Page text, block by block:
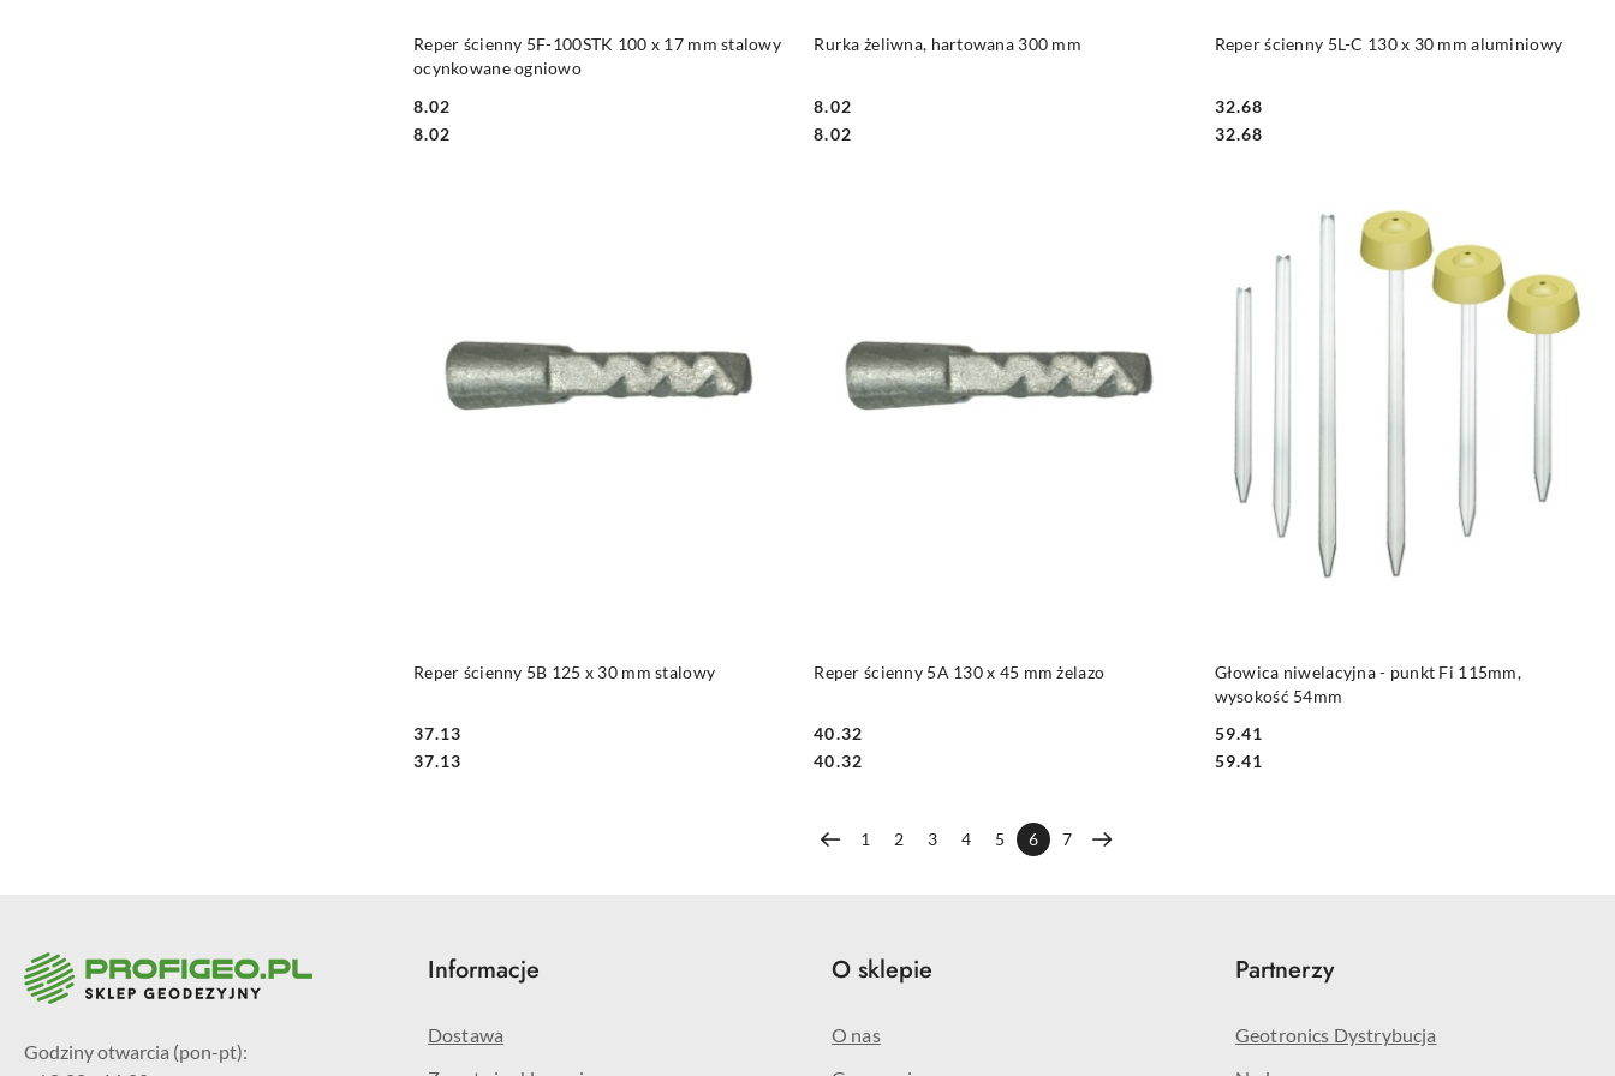
Reper ścienny 5F-100STK 100 x 17 mm stalowy
ocynkowane ogniowo
Cena:
8.02
Cena:
8.02
Rurka żeliwna, hartowana 300 mm
Cena:
8.02
Cena:
8.02
Reper ścienny 5L-C 130 x 30 mm aluminiowy
Cena:
32.68
Cena:
32.68
Reper ścienny 5B 125 x 30 mm stalowy
Cena:
37.13
Cena:
37.13
Reper ścienny 5A 130 x 45 mm żelazo
Cena:
40.32
Cena:
40.32
Głowica niwelacyjna - punkt Fi 115mm,
wysokość 54mm
Cena:
59.41
Cena:
59.41
1 2 3 4 5 6 7
Godziny otwarcia (pon-pt):
Informacje
Dostawa
O sklepie
O nas
Partnerzy
Geotronics Dystrybucja